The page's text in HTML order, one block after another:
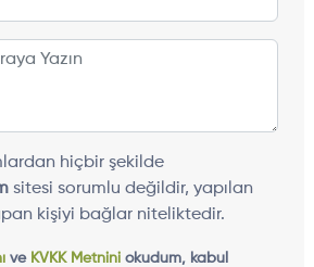
hiçbir şekilde
sitesi sorumlu değildir, yapılan
kişiyi bağlar niteliktedir.
ve KVKK Metniniokudum, kabul